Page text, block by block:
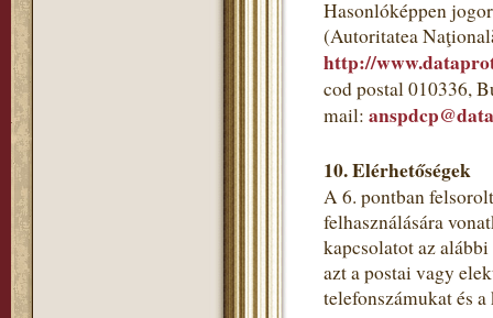
Hasonlóképpen
(Autoritatea
http://
cod postal 010336,
mail:
10. Elérhetőségek
A 6. pontban
felhasználására
kapcsolatot az
azt a postai vagy
telefonszámukat és